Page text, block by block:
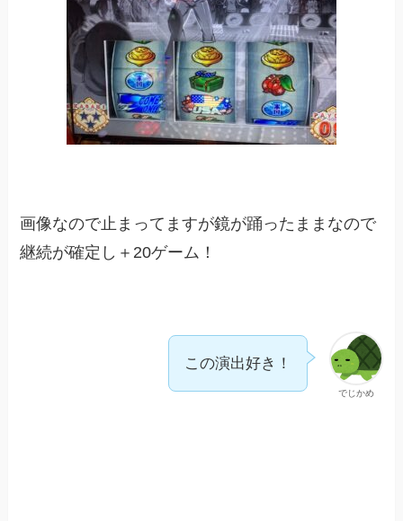
画像なので止まってますが鏡が踊ったままなので
継続が確定し＋20ゲーム！
でじかめ
この演出好き！